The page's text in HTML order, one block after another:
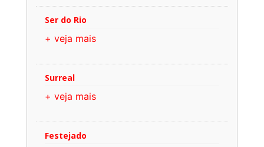
Ser do Rio
+ veja mais
Surreal
+ veja mais
Festejado